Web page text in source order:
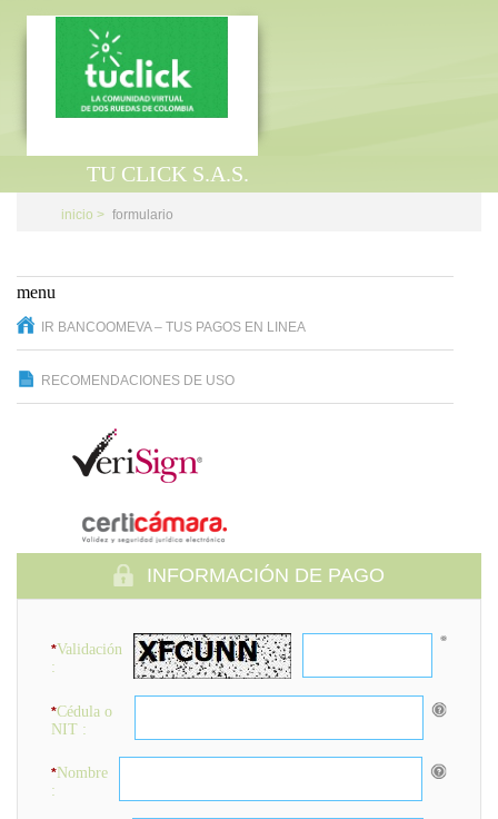
TU CLICK S.A.S.
inicio > formulario
menu
IR BANCOOMEVA – TUS PAGOS EN LINEA
RECOMENDACIONES DE USO
INFORMACIÓN DE PAGO
*Validación
:
*Cédula o
NIT :
*Nombre
: